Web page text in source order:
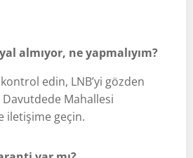
almıyor, ne yapmalıyım?
edin, LNB’yi gözden
Mahallesi
iletişime geçin.